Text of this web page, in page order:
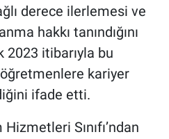
derece ilerlemesi ve
hakkı tanındığını
2023 itibarıyla bu
kariyer
ifade etti.
Sınıfı’ndan